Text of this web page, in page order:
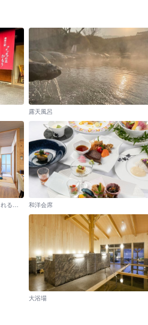
露天風呂
【特別和洋室】檜の内湯◆木の香りに包まれる特別な時間（禁煙） 和洋会席
大浴場